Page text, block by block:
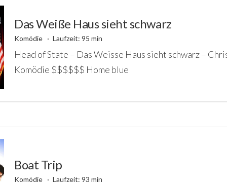
Das Weiße Haus sieht schwarz
Komödie Laufzeit: 95 min
Head of State – Das Weisse Haus sieht schwarz –
Komödie $$$$$$ Home blue
Boat Trip
Komödie Laufzeit: 93 min